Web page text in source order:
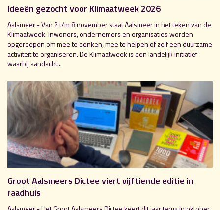
Ideeën gezocht voor Klimaatweek 2026
Aalsmeer - Van 2 t/m 8 november staat Aalsmeer in het teken van de
Klimaatweek. Inwoners, ondernemers en organisaties worden
opgeroepen om mee te denken, mee te helpen of zelf een duurzame
activiteit te organiseren. De Klimaatweek is een landelijk initiatief
waarbij aandacht...
Groot Aalsmeers Dictee viert vijftiende editie in
raadhuis